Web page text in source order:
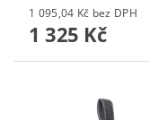
1 095,04 Kč bez DPH
1 325 Kč